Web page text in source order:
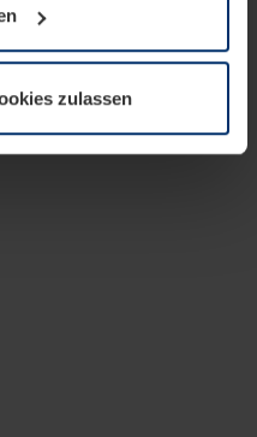
Cookie-Typen benötigen
können Sie jederzeit
Website ändern oder
zulassen